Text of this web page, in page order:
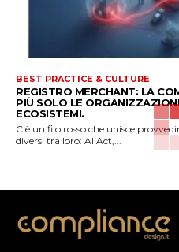
BEST PRACTICE & CULTURE
REGISTRO MERCHANT: LA
PIÙ SOLO LE
ECOSISTEMI.
C'è un filo rosso che unisce
diversi tra loro: AI Act,...